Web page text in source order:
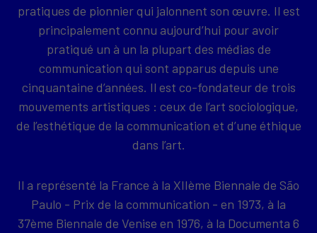
pratiques de pionnier qui jalonnent son œuvre. Il est
principalement connu aujourd’hui pour avoir
pratiqué un à un la plupart des médias de
communication qui sont apparus depuis une
cinquantaine d’années. Il est co-fondateur de trois
mouvements artistiques : ceux de l’art sociologique,
de l’esthétique de la communication et d’une éthique
dans l’art.
Il a représenté la France à la XIIème Biennale de São
Paulo - Prix de la communication - en 1973, à la
37ème Biennale de Venise en 1976, à la Documenta 6